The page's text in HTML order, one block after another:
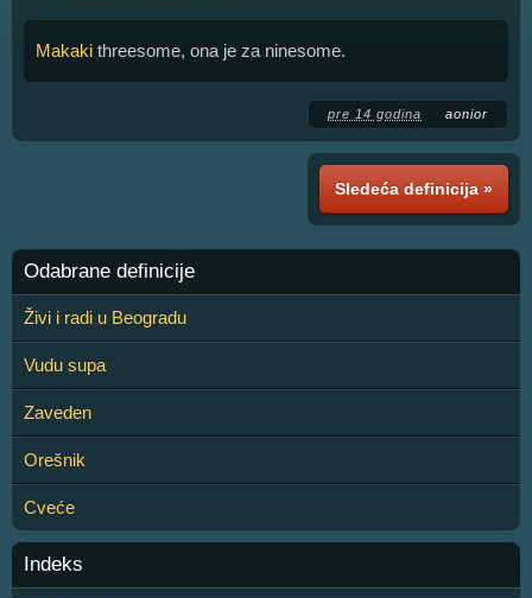
Makaki threesome, ona je za ninesome.
pre 14 godina aonior
Sledeća definicija »
Odabrane definicije
Živi i radi u Beogradu
Vudu supa
Zaveden
Orešnik
Cveće
Indeks